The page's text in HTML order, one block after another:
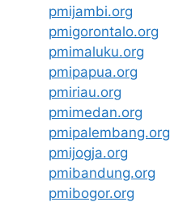
pmijambi.org
pmigorontalo.org
pmimaluku.org
pmipapua.org
pmiriau.org
pmimedan.org
pmipalembang.org
pmijogja.org
pmibandung.org
pmibogor.org